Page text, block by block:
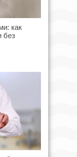
как
без